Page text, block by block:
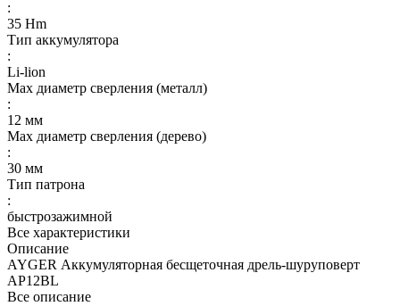
:
35 Hm
Тип аккумулятора
:
Li-lion
Max диаметр сверления (металл)
:
12 мм
Мах диаметр сверления (дерево)
:
30 мм
Тип патрона
:
быстрозажимной
Все характеристики
Описание
AYGER Аккумуляторная бесщеточная дрель-шуруповерт
AP12BL
Все описание